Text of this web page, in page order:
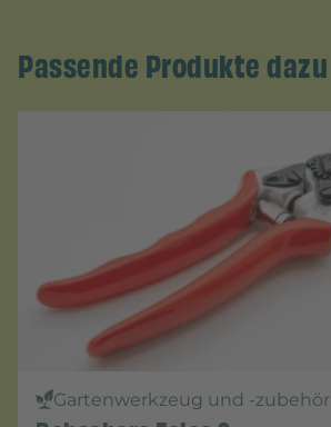
Passende Produkte dazu
Gartenwerkzeug und -zubehör